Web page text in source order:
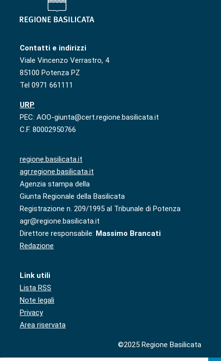
Contatti e indirizzi
Viale Vincenzo Verrastro, 4
85100 Potenza PZ
Tel 0971 661111
URP
PEC: AOO-giunta@cert.regione.basilicata.it
C.F. 80002950766
regione.basilicata.it
agr.regione.basilicata.it
Agenzia stampa della
Giunta Regionale della Basilicata
Registrazione n. 209/1995 al Tribunale di Potenza
agr@regione.basilicata.it
Direttore responsabile: Massimo Brancati
Redazione
Link utili
Lista RSS
Note legali
Privacy
Area riservata
©2025 Regione Basilicata